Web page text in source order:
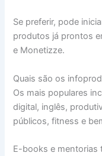
Se preferir, pode
produtos já prontos
e Monetizze.
Quais são os
Os mais populares
digital, inglês,
públicos, fitness e
E-books e mentorias